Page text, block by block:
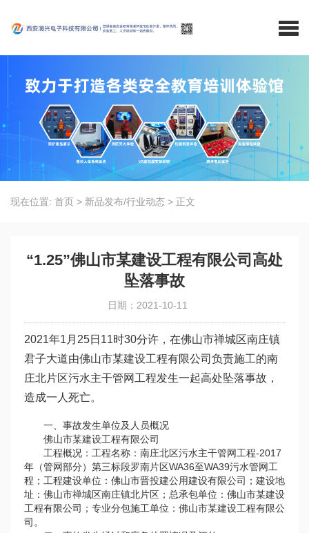
现在位置: 首页 > 新品发布/行业动态 > 正文
“1.25”佛山市某建设工程有限公司高处
坠落事故
日期：2021-10-11
2021年1月25日11时30分许，在佛山市禅城区南庄镇
君子大道由佛山市某建设工程有限公司负责施工的南
庄北片区污水主干管网工程发生一起高处坠落事故，
造成一人死亡。
一、事故发生单位及人员概况
佛山市某建设工程有限公司
工程概况：工程名称：南庄北区污水主干管网工程-2017
年（管网部分）第三标段罗南片区WA36至WA39污水管网工
程；工程建设单位：佛山市晋投建公用建设有限公司；建设地
址：佛山市禅城区南庄镇北片区；总承包单位：佛山市某建设
工程有限公司；专业分包施工单位：佛山市某建设工程有限公
司。